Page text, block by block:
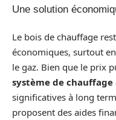
Une solution
Le bois de chauffage
économiques, surtout
le gaz. Bien que le prix
système de chauffage
significatives à long
proposent des aides